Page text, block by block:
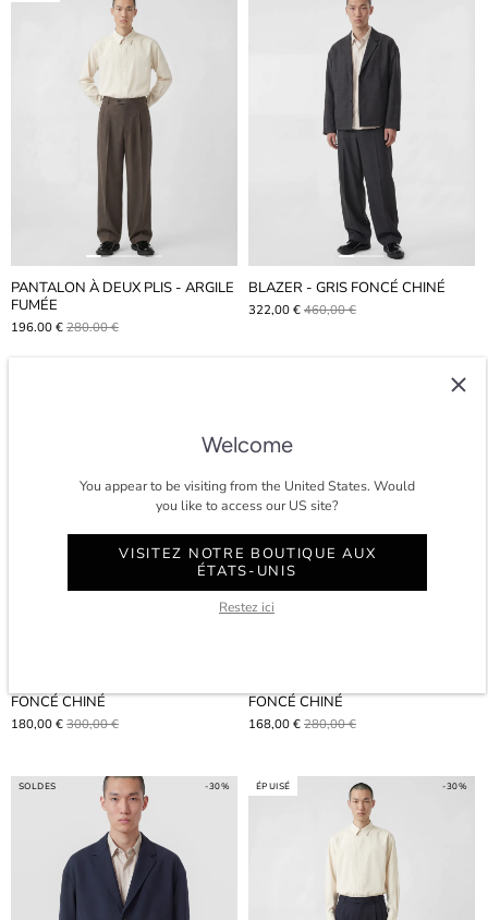
PANTALON À DEUX PLIS - ARGILE
FUMÉE
196.00 € 280.00 €
BLAZER - GRIS FONCÉ CHINÉ
322,00 € 460,00 €
FONCÉ CHINÉ
180,00 € 300,00 €
-40%
FONCÉ CHINÉ
168,00 € 280,00 €
SOLDES -30% ÉPUISÉ -30%
Welcome
You appear to be visiting from the United States. Would
you like to access our US site?
VISITEZ NOTRE BOUTIQUE AUX
ÉTATS-UNIS
Restez ici